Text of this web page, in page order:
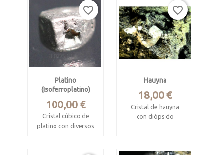
Platino
(isoferroplatino)
Precio
100,00 €
Cristal cúbico de
platino con diversos
favorite_border
Hauyna
Precio
18,00 €
Cristal de hauyna
con diópsido
favorite_border